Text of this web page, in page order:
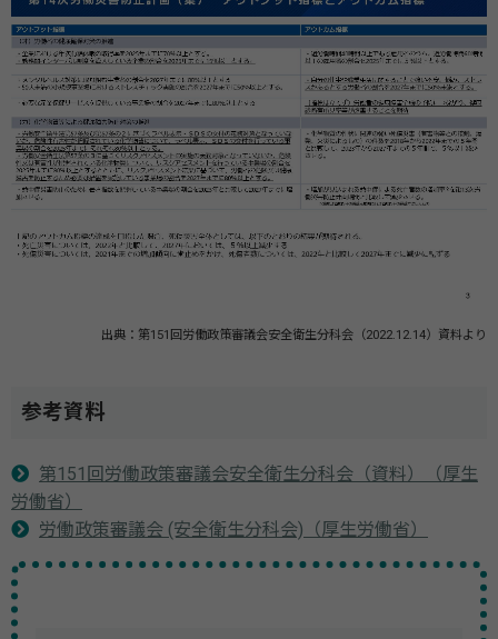
出典：第151回労働政策審議会安全衛生分科会（2022.12.14）資料より
参考資料
第151回労働政策審議会安全衛生分科会（資料）（厚生
労働省）
労働政策審議会 (安全衛生分科会)（厚生労働省）